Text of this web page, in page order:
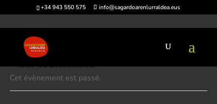
+34 943 550 575 info@sagardoarenlurraldea.eus
« Tous les Évènements
Cet évènement est passé.